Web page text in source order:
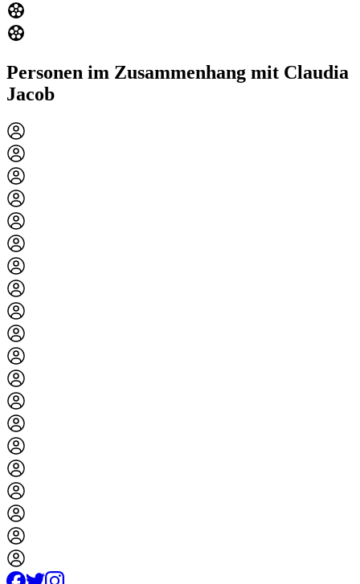
Personen im Zusammenhang mit Claudia
Jacob